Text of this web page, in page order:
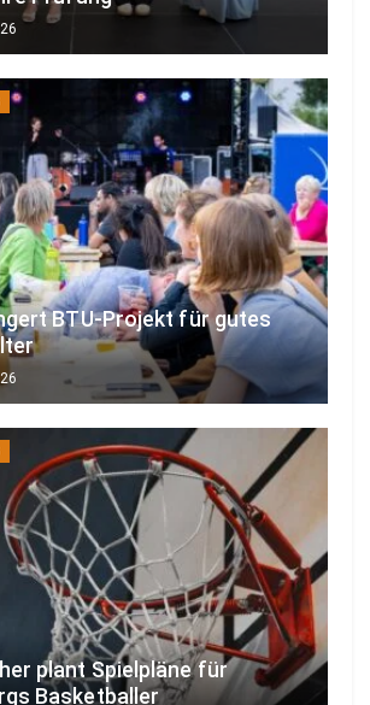
BTU-Projekt für gutes
plant Spielpläne für
Basketballer